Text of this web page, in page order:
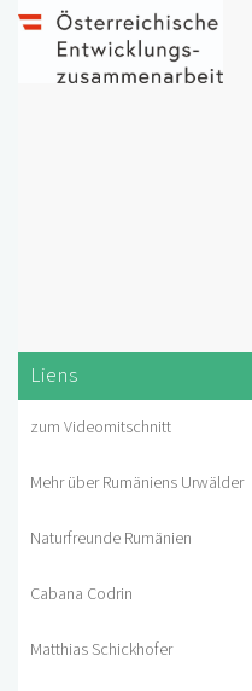
Liens
zum Videomitschnitt
Mehr über Rumäniens Urwälder
Naturfreunde Rumänien
Cabana Codrin
Matthias Schickhofer